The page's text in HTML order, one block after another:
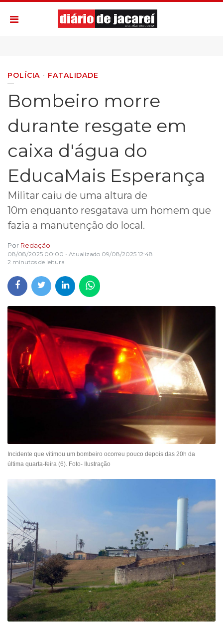
POLÍCIA FATALIDADE
Bombeiro morre
durante resgate em
caixa d'água do
EducaMais Esperança
Militar caiu de uma altura de
10m enquanto resgatava um homem que
fazia a manutenção do local.
Por Redação
08/08/2025 00:00 • Atualizado 09/08/2025 12:48
2 minutos de leitura
Incidente que vitimou um bombeiro ocorreu pouco depois das 20h da
última quarta-feira (6). Foto- Ilustração